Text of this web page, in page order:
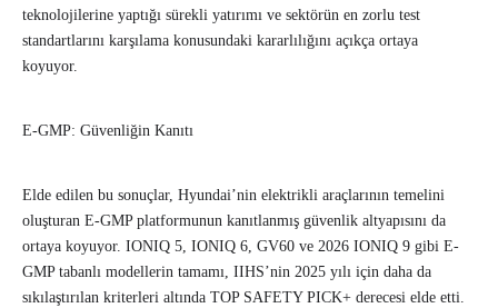
teknolojilerine yaptığı sürekli yatırımı ve sektörün en zorlu test
standartlarını karşılama konusundaki kararlılığını açıkça ortaya
koyuyor.
E-GMP: Güvenliğin Kanıtı
Elde edilen bu sonuçlar, Hyundai’nin elektrikli araçlarının temelini
oluşturan E-GMP platformunun kanıtlanmış güvenlik altyapısını da
ortaya koyuyor. IONIQ 5, IONIQ 6, GV60 ve 2026 IONIQ 9 gibi E-
GMP tabanlı modellerin tamamı, IIHS’nin 2025 yılı için daha da
sıkılaştırılan kriterleri altında TOP SAFETY PICK+ derecesi elde etti.